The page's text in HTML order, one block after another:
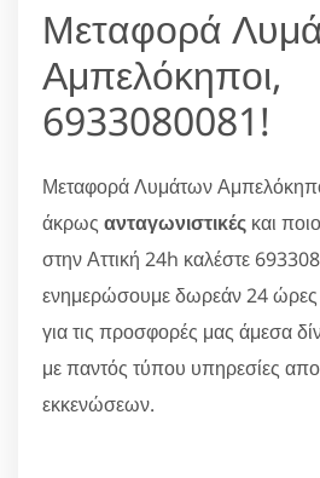
Μεταφορά
Αμπελόκηποι,
6933080081!
Μεταφορά Λυμάτων
άκρως ανταγωνιστικές και
στην Αττική 24h καλέστε
ενημερώσουμε δωρεάν 24
για τις προσφορές μας άμεσα
με παντός τύπου υπηρεσίες
εκκενώσεων.